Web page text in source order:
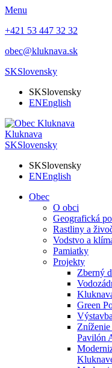
Menu
+421 53 447 32 32
obec@kluknava.sk
SKSlovensky
SKSlovensky
ENEnglish
Kluknava
SKSlovensky
SKSlovensky
ENEnglish
Obec
O obci
Geografická
Rastliny a
Vodstvo a
Pamiatky
Projekty
Zberný
Green
Pavilón